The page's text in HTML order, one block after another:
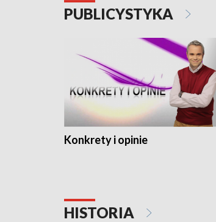
PUBLICYSTYKA
Konkrety i opinie
HISTORIA